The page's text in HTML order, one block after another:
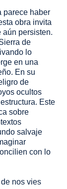
parece haber
obra invita
aún persisten.
de
lo
en una
En su
de
ocultos
Este
sobre
salvaje
con lo
nos vies